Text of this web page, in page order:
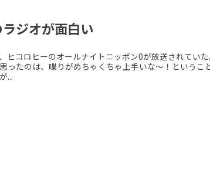
ジオが面白い
ヒコロヒーのオールナイトニッポン0が放送されてい
ったのは、喋りがめちゃくちゃ上手いな～！という
...